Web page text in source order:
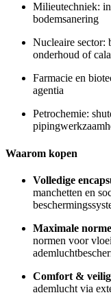
Milieutechniek:
bodemsanering
Nucleaire sector:
onderhoud of
Farmacie en
agentia
Petrochemie:
Waarom kopen
Volledige
manchetten en
Maximale
normen voor
Comfort &
ademlucht via